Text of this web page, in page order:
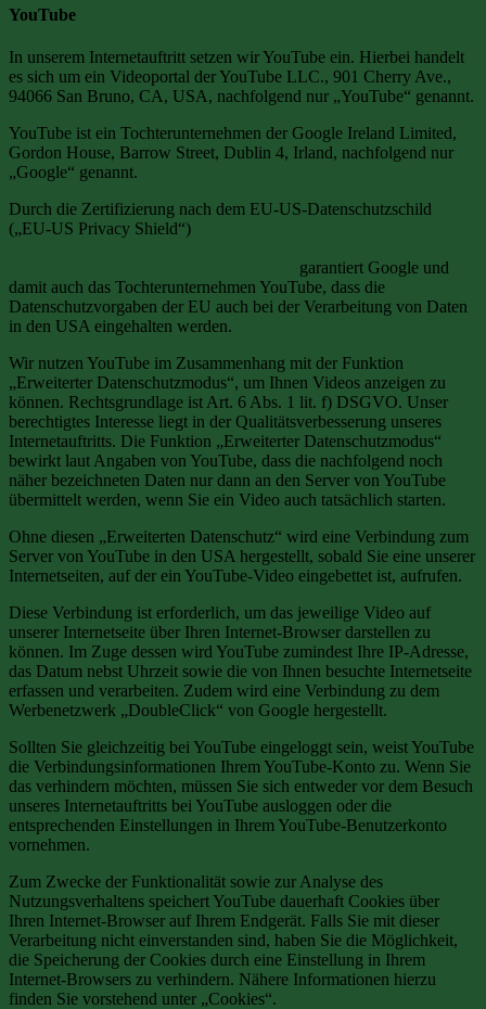
YouTube
In unserem Internetauftritt setzen wir YouTube ein. Hierbei handelt
es sich um ein Videoportal der YouTube LLC., 901 Cherry Ave.,
94066 San Bruno, CA, USA, nachfolgend nur „YouTube“ genannt.
YouTube ist ein Tochterunternehmen der Google Ireland Limited,
Gordon House, Barrow Street, Dublin 4, Irland, nachfolgend nur
„Google“ genannt.
Durch die Zertifizierung nach dem EU-US-Datenschutzschild
(„EU-US Privacy Shield“)
garantiert Google und
damit auch das Tochterunternehmen YouTube, dass die
Datenschutzvorgaben der EU auch bei der Verarbeitung von Daten
in den USA eingehalten werden.
Wir nutzen YouTube im Zusammenhang mit der Funktion
„Erweiterter Datenschutzmodus“, um Ihnen Videos anzeigen zu
können. Rechtsgrundlage ist Art. 6 Abs. 1 lit. f) DSGVO. Unser
berechtigtes Interesse liegt in der Qualitätsverbesserung unseres
Internetauftritts. Die Funktion „Erweiterter Datenschutzmodus“
bewirkt laut Angaben von YouTube, dass die nachfolgend noch
näher bezeichneten Daten nur dann an den Server von YouTube
übermittelt werden, wenn Sie ein Video auch tatsächlich starten.
Ohne diesen „Erweiterten Datenschutz“ wird eine Verbindung zum
Server von YouTube in den USA hergestellt, sobald Sie eine unserer
Internetseiten, auf der ein YouTube-Video eingebettet ist, aufrufen.
Diese Verbindung ist erforderlich, um das jeweilige Video auf
unserer Internetseite über Ihren Internet-Browser darstellen zu
können. Im Zuge dessen wird YouTube zumindest Ihre IP-Adresse,
das Datum nebst Uhrzeit sowie die von Ihnen besuchte Internetseite
erfassen und verarbeiten. Zudem wird eine Verbindung zu dem
Werbenetzwerk „DoubleClick“ von Google hergestellt.
Sollten Sie gleichzeitig bei YouTube eingeloggt sein, weist YouTube
die Verbindungsinformationen Ihrem YouTube-Konto zu. Wenn Sie
das verhindern möchten, müssen Sie sich entweder vor dem Besuch
unseres Internetauftritts bei YouTube ausloggen oder die
entsprechenden Einstellungen in Ihrem YouTube-Benutzerkonto
vornehmen.
Zum Zwecke der Funktionalität sowie zur Analyse des
Nutzungsverhaltens speichert YouTube dauerhaft Cookies über
Ihren Internet-Browser auf Ihrem Endgerät. Falls Sie mit dieser
Verarbeitung nicht einverstanden sind, haben Sie die Möglichkeit,
die Speicherung der Cookies durch eine Einstellung in Ihrem
Internet-Browsers zu verhindern. Nähere Informationen hierzu
finden Sie vorstehend unter „Cookies“.